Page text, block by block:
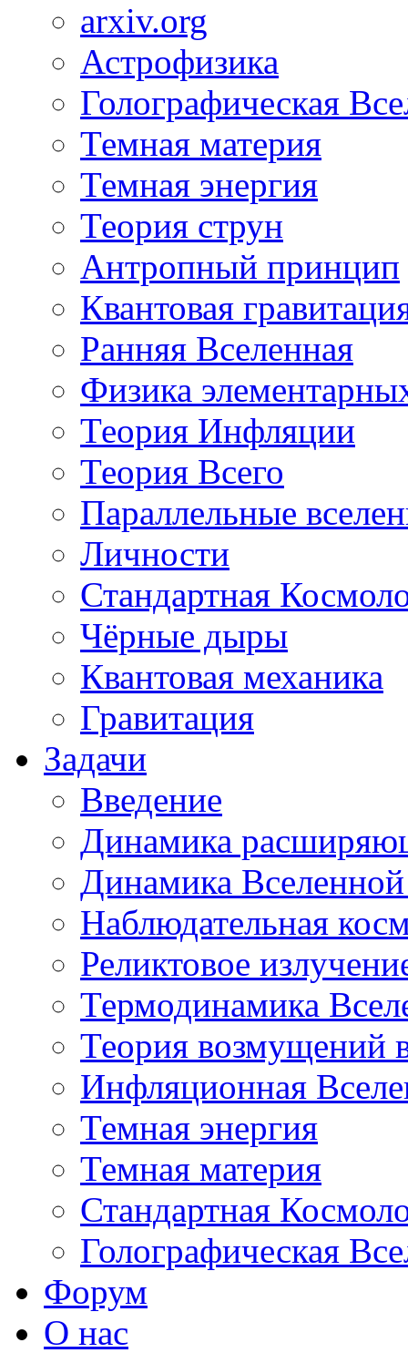
arxiv.org
Астрофизика
Голографическая
Темная материя
Темная энергия
Теория струн
Антропный принцип
Квантовая
Ранняя Вселенная
Физика
Теория Инфляции
Теория Всего
Параллельные
Личности
Стандартная
Чёрные дыры
Квантовая механика
Гравитация
Задачи
Введение
Динамика
Динамика
Наблюдательная
Реликтовое
Термодинамика
Теория возмущений
Инфляционная
Темная энергия
Темная материя
Стандартная
Голографическая
Форум
О нас